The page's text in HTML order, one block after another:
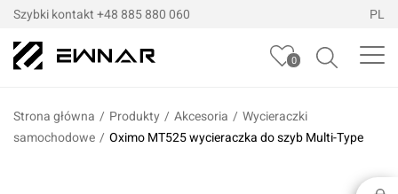
Szybki kontakt +48 885 880 060 PL
0
Strona główna / Produkty / Akcesoria / Wycieraczki
samochodowe / Oximo MT525 wycieraczka do szyb Multi-Type